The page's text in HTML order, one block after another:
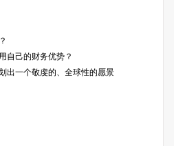
自己的财务优势？
出一个敬虔的、全球性的愿景